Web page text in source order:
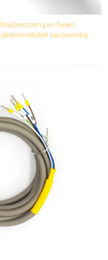
pro funkci
vertikálně nastavitelný